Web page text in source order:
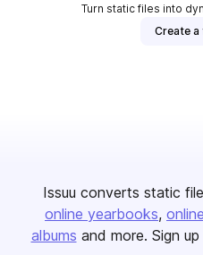
Turn static files into
Create
Issuu converts static
online yearbooks
albums and more. Sign up